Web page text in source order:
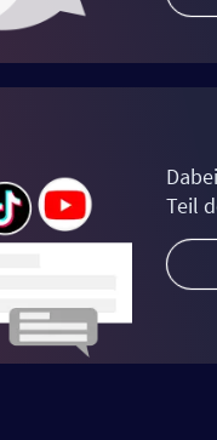
Teil